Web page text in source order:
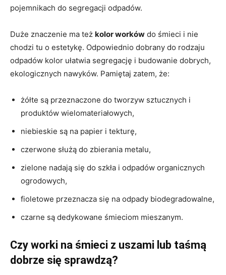
pojemnikach do segregacji odpadów.
Duże znaczenie ma też kolor worków do śmieci i nie
chodzi tu o estetykę. Odpowiednio dobrany do rodzaju
odpadów kolor ułatwia segregację i budowanie dobrych,
ekologicznych nawyków. Pamiętaj zatem, że:
żółte są przeznaczone do tworzyw sztucznych i
produktów wielomateriałowych,
niebieskie są na papier i tekturę,
czerwone służą do zbierania metalu,
zielone nadają się do szkła i odpadów organicznych
ogrodowych,
fioletowe przeznacza się na odpady biodegradowalne,
czarne są dedykowane śmieciom mieszanym.
Czy worki na śmieci z uszami lub taśmą
dobrze się sprawdzą?